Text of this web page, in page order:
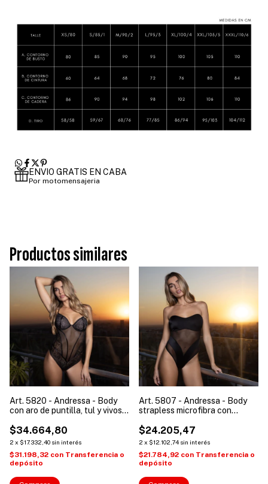
ENVIO GRATIS EN CABA
Por motomensajeria
Productos similares
Art. 5820 - Andressa - Body
con aro de puntilla, tul y vivos
$34.664,80
2 x $17.332,40 sin interés
$31.198,32 con Transferencia o
depósito
Art. 5807 - Andressa - Body
strapless microfibra con
$24.205,47
2 x $12.102,74 sin interés
$21.784,92 con Transferencia o
depósito